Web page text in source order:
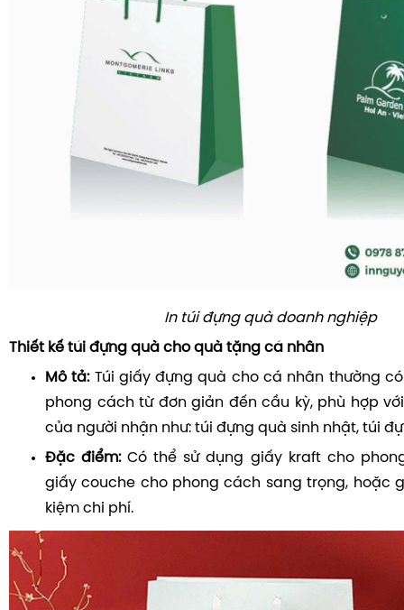
In túi đựng quà doanh nghiệp
Thiết kế túi đựng quà cho quà tặng cá nhân
Mô tả:Túi giấy đựng quà cho cá nhân thường
phong cách từ đơn giản đến cầu kỳ, phù hợp
của người nhận như: túi đựng quà sinh nhật, túi
Đặc điểm:Có thể sử dụng giấy kraft cho
giấy couche cho phong cách sang trọng, hoặc
kiệm chi phí.